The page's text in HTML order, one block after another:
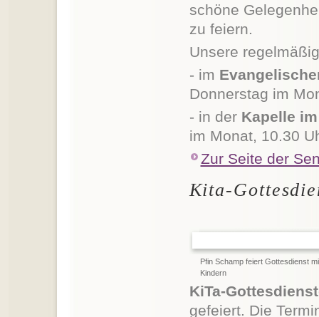
schöne
zu feiern.
Unsere
- im
Donnerstag im
- in der Kapelle
im Monat, 10.30
Zur Seite der
Kita-
Pfin Schamp feiert Gottesdienst
Kindern
KiTa-
gefeiert. Die